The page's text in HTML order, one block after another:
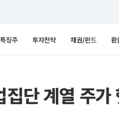
특징주 투자전략 채권/펀드 환
단 계열 주가